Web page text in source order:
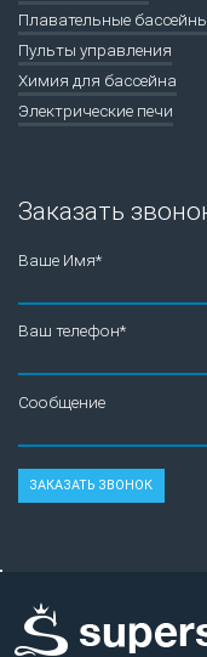
Плавательные бассейны
Пульты управления
Химия для бассейна
Электрические печи
Заказать
Ваше Имя*
Ваш телефон*
Сообщение